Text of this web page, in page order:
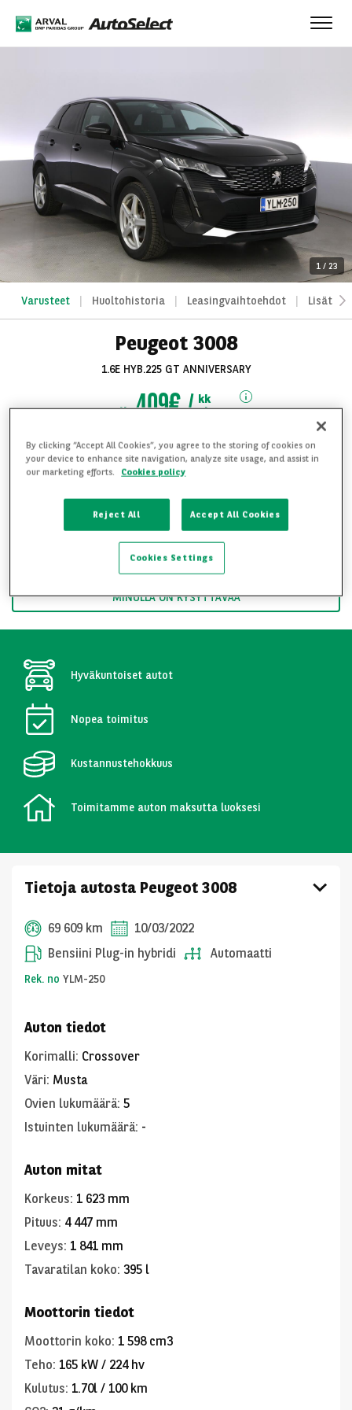
1 / 23
kuvat
Varusteet Huoltohistoria Leasingvaihtoehdot
Peugeot 3008
1.6E HYB.225 GT ANNIVERSARY
alk.409€
kk
sis. ALV
Toimitus mahdollinen koko Suomen alueelle
Soita ja kysy lisää 09 8254 1220
HALUAN YRITYSLEASINGTARJOUKSEN
MINULLA ON KYSYTTÄVÄÄ
Hyväkuntoiset autot
Nopea toimitus
Kustannustehokkuus
Toimitamme auton maksutta luoksesi
Tietoja autosta Peugeot 3008
69 609 km
10/03/2022
Bensiini Plug-in hybridi
Automaatti
Rek. no YLM-250
Auton tiedot
Korimalli: Crossover
Väri: Musta
Ovien lukumäärä: 5
Istuinten lukumäärä: -
Auton mitat
Korkeus: 1 623 mm
Pituus: 4 447 mm
Leveys: 1 841 mm
Tavaratilan koko: 395 l
Moottorin tiedot
Moottorin koko: 1 598 cm3
Teho: 165 kW / 224 hv
Kulutus: 1.70l / 100 km
By clicking “Accept All Cookies”, you agree to the storing of cookies on
your device to enhance site navigation, analyze site usage, and assist in
our marketing efforts.
Cookies policy
Reject All Accept All Cookies
Cookies Settings